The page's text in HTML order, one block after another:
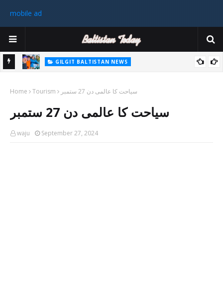
mobile ad
GILGIT BALTISTAN NEWS
میٹر چوٹی سر کیHome Tourism سیاحت کا عالمی دن 27 ستمبر
سیاحت کا عالمی دن 27 ستمبر
waju September 27, 2024